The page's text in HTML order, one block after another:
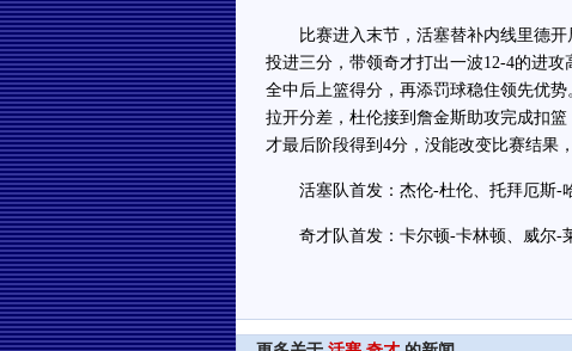
比赛进入末节，活塞替补内线里德开
投进三分，带领奇才打出一波12-4的进
全中后上篮得分，再添罚球稳住领先优
拉开分差，杜伦接到詹金斯助攻完成扣
才最后阶段得到4分，没能改变比赛结果
活塞队首发：杰伦-杜伦、托拜厄斯-
奇才队首发：卡尔顿-卡林顿、威尔-